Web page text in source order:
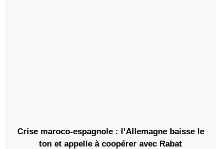
Crise maroco-espagnole : l’Allemagne baisse le
ton et appelle à coopérer avec Rabat